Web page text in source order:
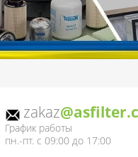
zakaz
График работы
пн.-пт. с 09:00 до 17:00